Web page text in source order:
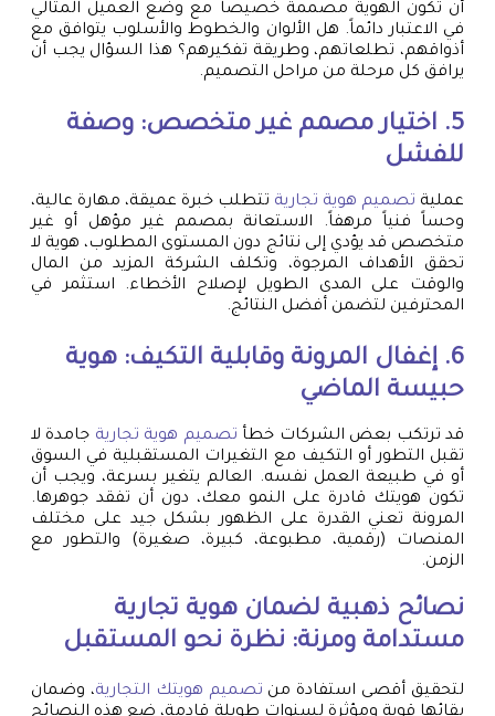
أن تكون الهوية مصممة خصيصاً مع وضع العميل المثالي
في الاعتبار دائماً. هل الألوان والخطوط والأسلوب يتوافق مع
أذواقهم، تطلعاتهم، وطريقة تفكيرهم؟ هذا السؤال يجب أن
يرافق كل مرحلة من مراحل التصميم.
5. اختيار مصمم غير متخصص: وصفة
للفشل
عملية تصميم هوية تجارية تتطلب خبرة عميقة، مهارة عالية،
وحساً فنياً مرهفاً. الاستعانة بمصمم غير مؤهل أو غير
متخصص قد يؤدي إلى نتائج دون المستوى المطلوب، هوية لا
تحقق الأهداف المرجوة، وتكلف الشركة المزيد من المال
والوقت على المدى الطويل لإصلاح الأخطاء. استثمر في
المحترفين لتضمن أفضل النتائج.
6. إغفال المرونة وقابلية التكيف: هوية
حبيسة الماضي
قد ترتكب بعض الشركات خطأ تصميم هوية تجارية جامدة لا
تقبل التطور أو التكيف مع التغيرات المستقبلية في السوق
أو في طبيعة العمل نفسه. العالم يتغير بسرعة، ويجب أن
تكون هويتك قادرة على النمو معك، دون أن تفقد جوهرها.
المرونة تعني القدرة على الظهور بشكل جيد على مختلف
المنصات (رقمية، مطبوعة، كبيرة، صغيرة) والتطور مع
الزمن.
نصائح ذهبية لضمان هوية تجارية
مستدامة ومرنة: نظرة نحو المستقبل
لتحقيق أقصى استفادة من تصميم هويتك التجارية، وضمان